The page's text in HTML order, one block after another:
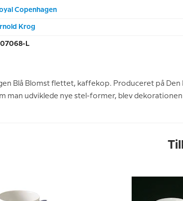
Copenhagen
Krog
L
Blå Blomst flettet, kaffekop. Produceret på
man udviklede nye stel-former, blev